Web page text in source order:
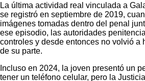
La última actividad real vinculada a
se registró en septiembre de 2019,
imágenes tomadas dentro del penal
ese episodio, las autoridades
controles y desde entonces no volvió a
de su parte.
Incluso en 2024, la joven presentó un
tener un teléfono celular, pero la